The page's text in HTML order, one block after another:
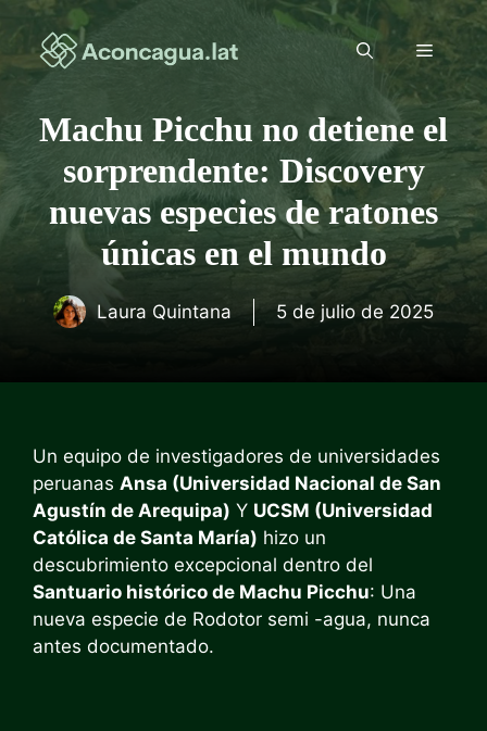
Saltar
contenido
Menú
Machu Picchu no detiene el
sorprendente: Discovery
nuevas especies de ratones
únicas en el mundo
Laura Quintana 5 de julio de 2025
Un equipo de investigadores de universidades
peruanas Ansa (Universidad Nacional de San
Agustín de Arequipa) Y UCSM (Universidad
Católica de Santa María) hizo un
descubrimiento excepcional dentro del
Santuario histórico de Machu Picchu: Una
nueva especie de Rodotor semi -agua, nunca
antes documentado.